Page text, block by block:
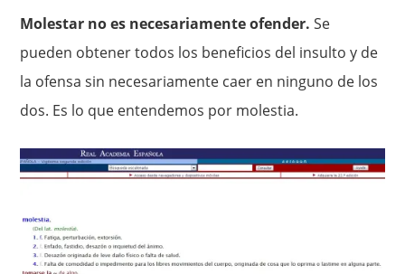
Molestar no es necesariamente ofender. Se
pueden obtener todos los beneficios del insulto y de
la ofensa sin necesariamente caer en ninguno de los
dos. Es lo que entendemos por molestia.